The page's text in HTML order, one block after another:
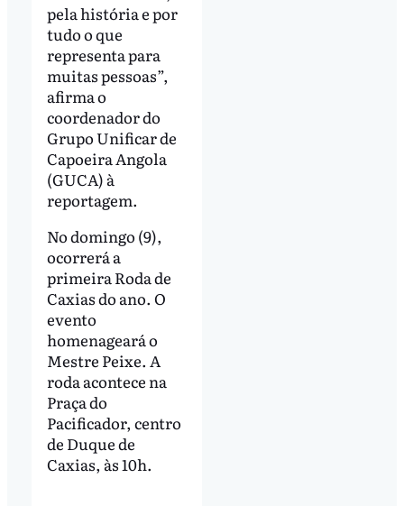
pela história e por
tudo o que
representa para
muitas pessoas”,
afirma o
coordenador do
Grupo Unificar de
Capoeira Angola
(GUCA) à
reportagem.
No domingo (9),
ocorrerá a
primeira Roda de
Caxias do ano. O
evento
homenageará o
Mestre Peixe. A
roda acontece na
Praça do
Pacificador, centro
de Duque de
Caxias, às 10h.